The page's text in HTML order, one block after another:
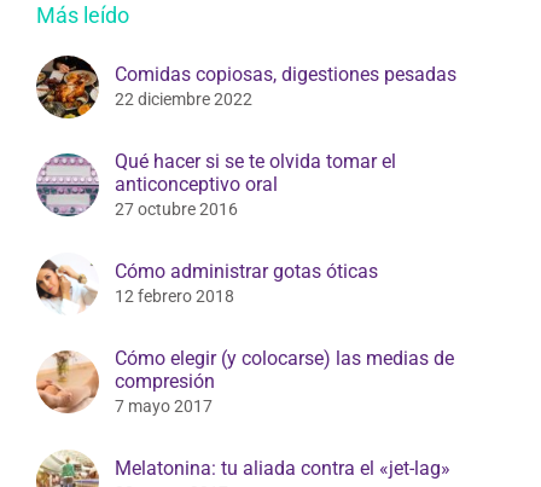
Más leído
Comidas copiosas, digestiones pesadas
22 diciembre 2022
Qué hacer si se te olvida tomar el
anticonceptivo oral
27 octubre 2016
Cómo administrar gotas óticas
12 febrero 2018
Cómo elegir (y colocarse) las medias de
compresión
7 mayo 2017
Melatonina: tu aliada contra el «jet-lag»